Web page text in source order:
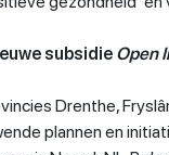
subsidie Open
Drenthe,
plannen en